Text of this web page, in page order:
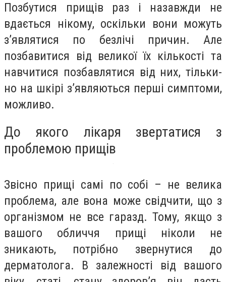
Позбутися прищів раз і назавжди не
вдається нікому, оскільки вони можуть
з’являтися по безлічі причин. Але
позбавитися від великої їх кількості та
навчитися позбавлятися від них, тільки-
но на шкірі з’являються перші симптоми,
можливо.
До якого лікаря звертатися з
проблемою прищів
Звісно прищі самі по собі – не велика
проблема, але вона може свідчити, що з
організмом не все гаразд. Тому, якщо з
вашого обличчя прищі ніколи не
зникають, потрібно звернутися до
дерматолога. В залежності від вашого